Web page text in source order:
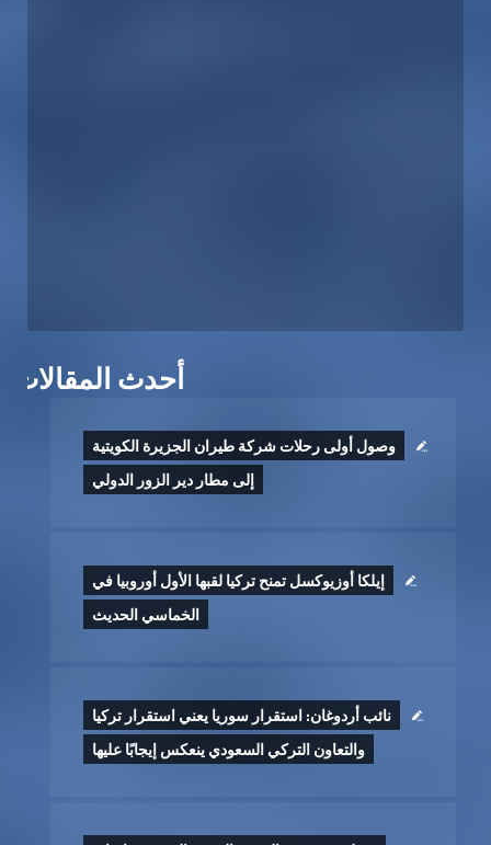
أحدث المقالات
وصول أولى رحلات شركة طيران الجزيرة الكويتية
إلى مطار دير الزور الدولي
إيلكا أوزيوكسل تمنح تركيا لقبها الأول أوروبيا في
الخماسي الحديث
نائب أردوغان: استقرار سوريا يعني استقرار تركيا
والتعاون التركي السعودي ينعكس إيجابًا عليها